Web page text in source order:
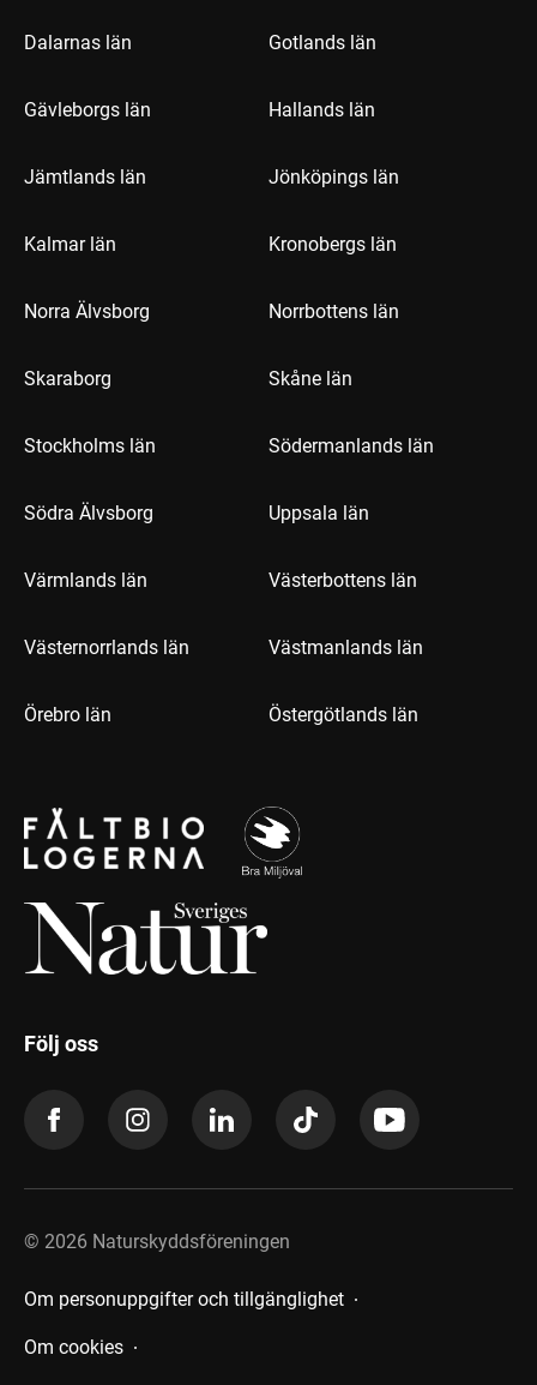
Dalarnas län Gotlands län
Gävleborgs län Hallands län
Jämtlands län Jönköpings län
Kalmar län Kronobergs län
Norra Älvsborg Norrbottens län
Skaraborg Skåne län
Stockholms län Södermanlands län
Södra Älvsborg Uppsala län
Värmlands län Västerbottens län
Västernorrlands län Västmanlands län
Örebro län Östergötlands län
Följ oss
© 2026 Naturskyddsföreningen
Om personuppgifter och tillgänglighet
Om cookies